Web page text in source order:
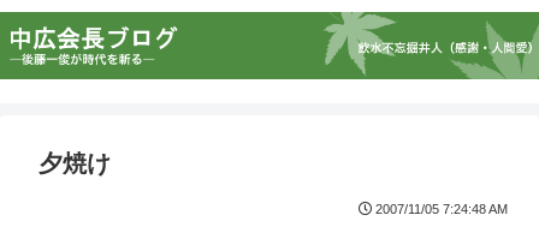
夕焼け
2007/11/05 7:24:48 AM